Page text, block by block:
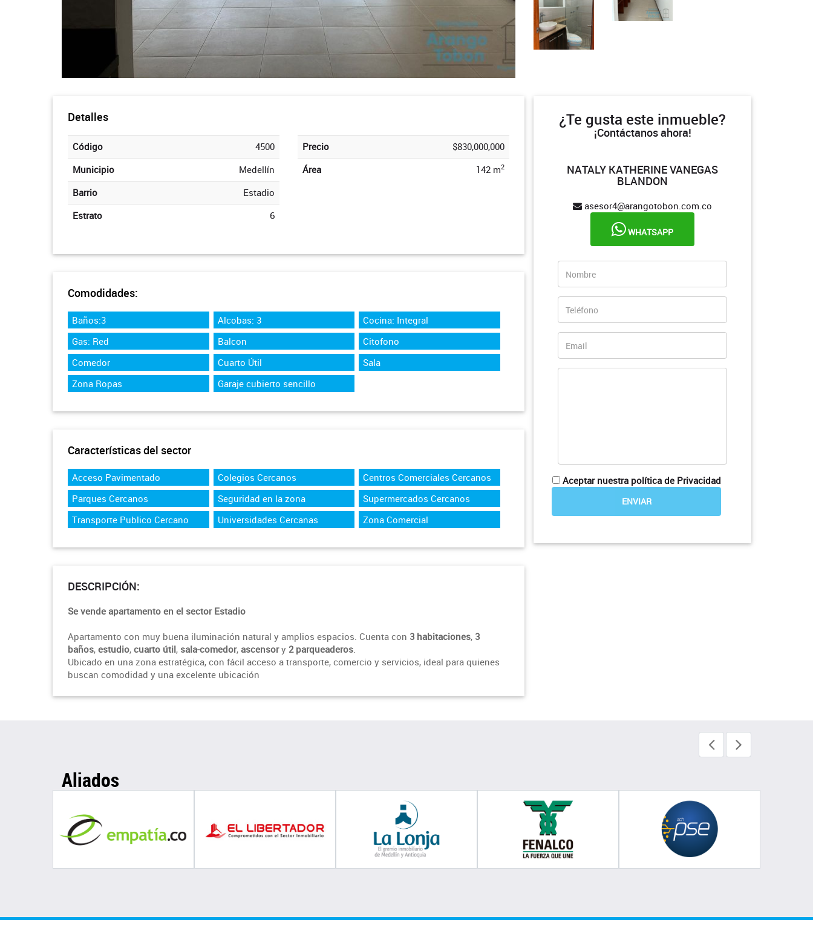
Detalles
Código
4500
Municipio
Medellín
Barrio
Estadio
Estrato
6
Precio
$830,000,000
Área
142 m2
Comodidades:
Baños:3 Alcobas: 3
Cocina: Integral
Gas: Red
Balcon
Citofono
Comedor
Cuarto Útil
Sala
Zona Ropas
Garaje cubierto sencillo
Características del sector
Acceso Pavimentado Colegios Cercanos
Centros Comerciales Cercanos
Parques Cercanos
Seguridad en la zona
Supermercados Cercanos
Transporte Publico Cercano
Universidades Cercanas Zona Comercial
DESCRIPCIÓN:
Se vende apartamento en el sector Estadio
Apartamento con muy buena iluminación natural y amplios espacios. Cuenta con 3 habitaciones, 3
baños, estudio, cuarto útil, sala-comedor, ascensory 2 parqueaderos.
Ubicado en una zona estratégica, con fácil acceso a transporte, comercio y servicios, ideal para quienes
buscan comodidad y una excelente ubicación
¿Te gusta este inmueble?
¡Contáctanos ahora!
NATALY KATHERINE VANEGAS
BLANDON
asesor4@arangotobon.com.co
WHATSAPP
Aceptar nuestra política de Privacidad
Aliados